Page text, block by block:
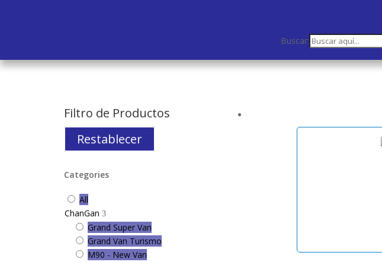
Buscar:
Filtro de Productos
Restablecer
Categories
All
ChanGan
Grand Super Van
Grand Van Turismo
M90 - New Van